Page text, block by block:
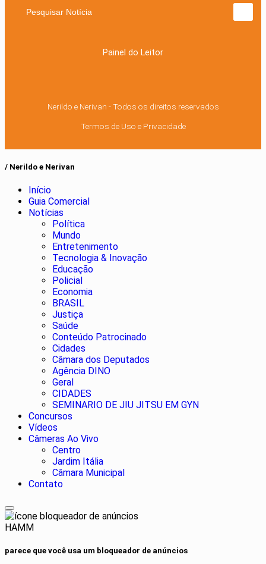
Pesquisar Notícia
Painel do Leitor
Nerildo e Nerivan - Todos os direitos reservados
Termos de Uso e Privacidade
/ Nerildo e Nerivan
Início
Guia Comercial
Notícias
Política
Mundo
Entretenimento
Tecnologia & Inovação
Educação
Policial
Economia
BRASIL
Justiça
Saúde
Conteúdo Patrocinado
Cidades
Câmara dos Deputados
Agência DINO
Geral
CIDADES
SEMINARIO DE JIU JITSU EM GYN
Concursos
Vídeos
Câmeras Ao Vivo
Centro
Jardim Itália
Câmara Municipal
Contato
HAMM
parece que você usa um bloqueador de anúncios